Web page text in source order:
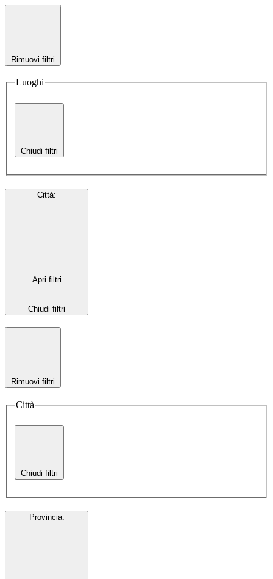
Rimuovi filtri
Luoghi
Chiudi filtri
Città:
Apri filtri
Chiudi filtri
Rimuovi filtri
Città
Chiudi filtri
Provincia: